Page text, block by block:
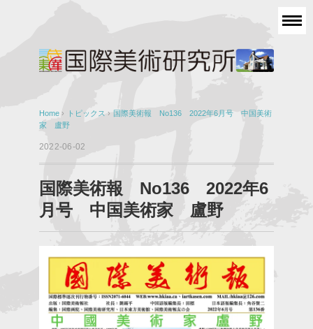
Home › トピックス › 国際美術報 No136 2022年6月号 中国美術
家 盧野
2022-06-02
国際美術報 No136 2022年6
月号 中国美術家 盧野